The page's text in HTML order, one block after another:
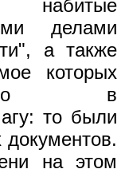
набитые
делами
а также
которых
в
то были
на этом